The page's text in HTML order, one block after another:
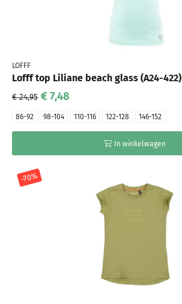
LOFFF
Lofff top Liliane beach glass (A24-422)
€ 24,95 € 7,48
86-92 98-104 110-116 122-128 146-152
In winkelwagen
-70%